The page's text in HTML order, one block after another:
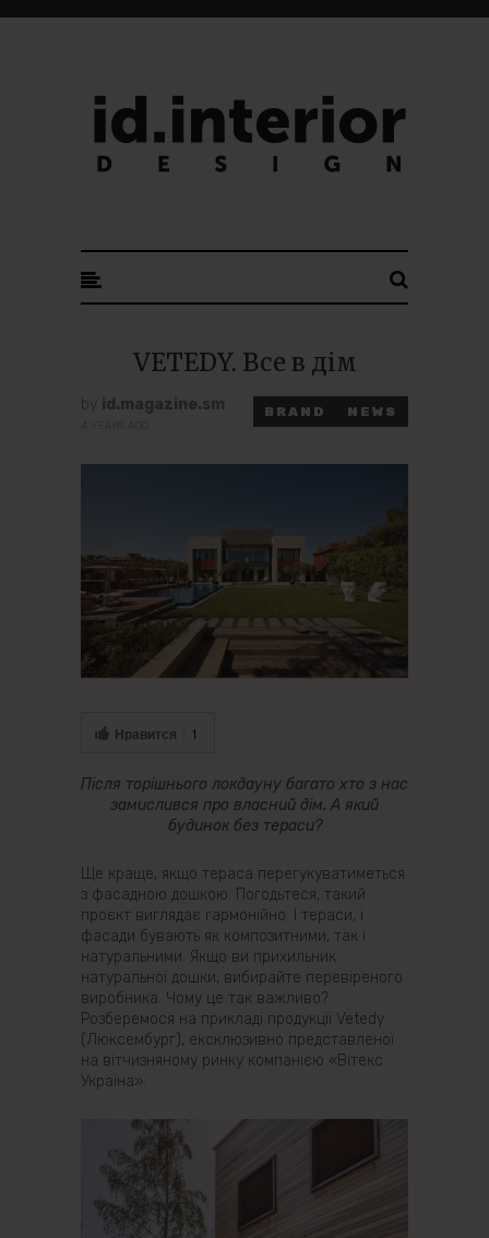
VETEDY. Все в дім
by id.magazine.sm BRAND NEWS
Нравится 1
Після торішнього локдауну багато хто з нас
замислився про власний дім. А який
будинок без тераси?
Ще краще, якщо тераса перегукуватиметься
з фасадною дошкою. Погодьтеся, такий
проєкт виглядає гармонійно. І тераси, і
фасади бувають як композитними, так і
натуральними. Якщо ви прихильник
натуральної дошки, вибирайте перевіреного
виробника. Чому це так важливо?
Розберемося на прикладі продукції Vetedy
(Люксембург), ексклюзивно представленої
на вітчизняному ринку компанією «Вітекс
Україна».